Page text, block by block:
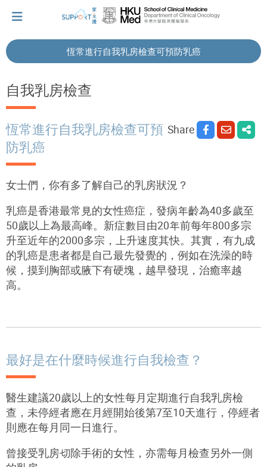
Let's walk together
Cherish every moment; love every day.
Let's take a break!
Tips and Resources
自我乳房檢查
恆常進行自我乳房檢查可預防乳癌
Share
恆常進行自我乳房檢查可預
防乳癌
女士們，你有多了解自己的乳房狀況？
乳癌是香港最常見的女性癌症，發病年齡為40多歲至
50歲以上為最高峰。新症數目由20年前每年800多宗
升至近年的2000多宗，上升速度其快。其實，有九成
的乳癌是患者都是自己最先發覺的，例如在洗澡的時
候，摸到胸部或腋下有硬塊，越早發現，治癒率越
高。
最好是在什麼時候進行自我檢查？
醫生建議20歲以上的女性每月定期進行自我乳房檢
查，未停經者應在月經開始後第7至10天進行，停經者
則應在每月同一日進行。
曾接受乳房切除手術的女性，亦需每月檢查另外一側